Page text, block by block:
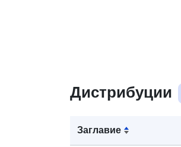
Дистрибуции
Заглавие